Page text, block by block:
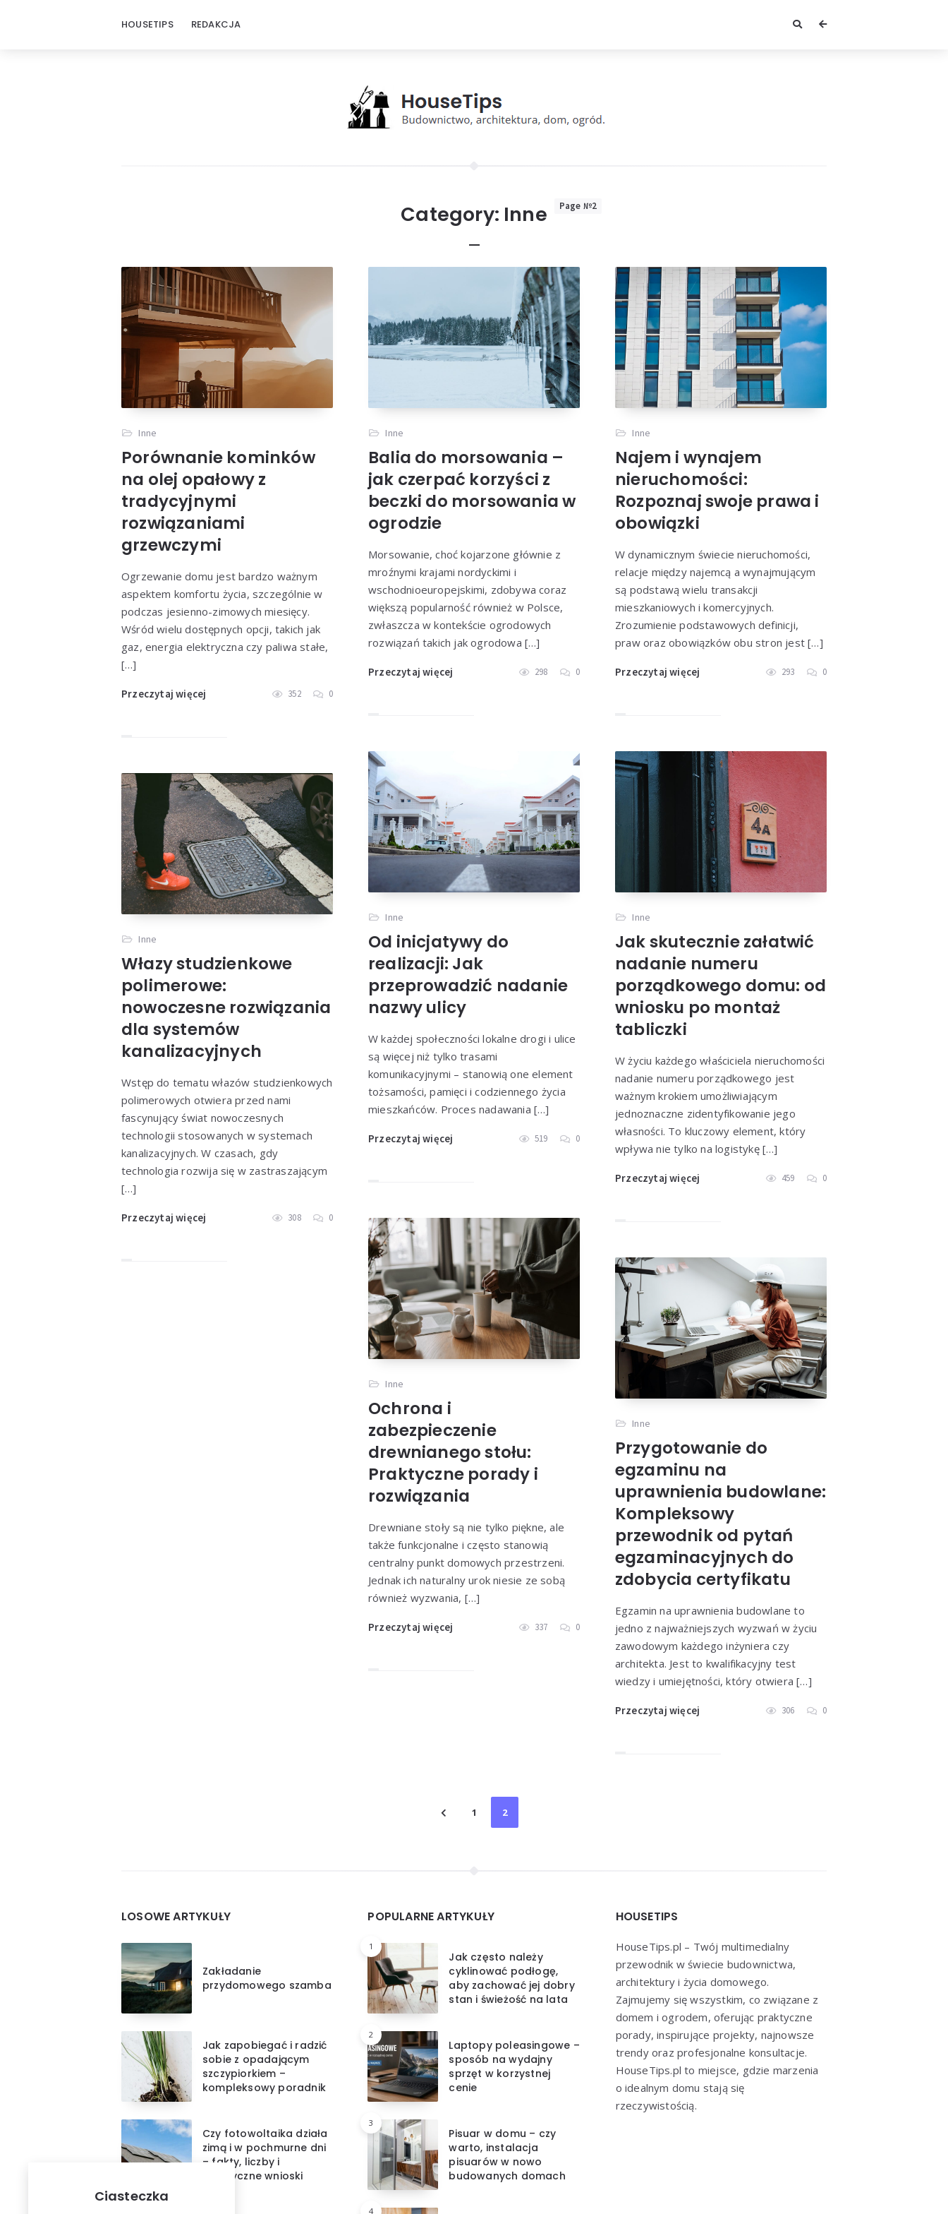
HOUSETIPS REDAKCJA
Category: Inne Page №2
Inne
Porównanie kominków
na olej opałowy z
tradycyjnymi
rozwiązaniami
grzewczymi
Ogrzewanie domu jest bardzo ważnym
aspektem komfortu życia, szczególnie w
podczas jesienno-zimowych miesięcy.
Wśród wielu dostępnych opcji, takich jak
gaz, energia elektryczna czy paliwa stałe,
[…]
Przeczytaj więcej 352 0
Inne
Balia do morsowania –
jak czerpać korzyści z
beczki do morsowania w
ogrodzie
Morsowanie, choć kojarzone głównie z
mroźnymi krajami nordyckimi i
wschodnioeuropejskimi, zdobywa coraz
większą popularność również w Polsce,
zwłaszcza w kontekście ogrodowych
rozwiązań takich jak ogrodowa […]
Przeczytaj więcej 298 0
Inne
Najem i wynajem
nieruchomości:
Rozpoznaj swoje prawa i
obowiązki
W dynamicznym świecie nieruchomości,
relacje między najemcą a wynajmującym
są podstawą wielu transakcji
mieszkaniowych i komercyjnych.
Zrozumienie podstawowych definicji,
praw oraz obowiązków obu stron jest […]
Przeczytaj więcej 293 0
Inne
Od inicjatywy do
realizacji: Jak
przeprowadzić nadanie
nazwy ulicy
W każdej społeczności lokalne drogi i ulice
są więcej niż tylko trasami
komunikacyjnymi – stanowią one element
tożsamości, pamięci i codziennego życia
mieszkańców. Proces nadawania […]
Przeczytaj więcej 519 0
Inne
Jak skutecznie załatwić
nadanie numeru
porządkowego domu: od
wniosku po montaż
tabliczki
W życiu każdego właściciela nieruchomości
nadanie numeru porządkowego jest
ważnym krokiem umożliwiającym
jednoznaczne zidentyfikowanie jego
własności. To kluczowy element, który
wpływa nie tylko na logistykę […]
Przeczytaj więcej 459 0
Inne
Włazy studzienkowe
polimerowe:
nowoczesne rozwiązania
dla systemów
kanalizacyjnych
Wstęp do tematu włazów studzienkowych
polimerowych otwiera przed nami
fascynujący świat nowoczesnych
technologii stosowanych w systemach
kanalizacyjnych. W czasach, gdy
technologia rozwija się w zastraszającym
[…]
Przeczytaj więcej 308 0
Inne
Ochrona i
zabezpieczenie
drewnianego stołu:
Praktyczne porady i
rozwiązania
Drewniane stoły są nie tylko piękne, ale
także funkcjonalne i często stanowią
centralny punkt domowych przestrzeni.
Jednak ich naturalny urok niesie ze sobą
również wyzwania, […]
Przeczytaj więcej 337 0
Inne
Przygotowanie do
egzaminu na
uprawnienia budowlane:
Kompleksowy
przewodnik od pytań
egzaminacyjnych do
zdobycia certyfikatu
Egzamin na uprawnienia budowlane to
jedno z najważniejszych wyzwań w życiu
zawodowym każdego inżyniera czy
architekta. Jest to kwalifikacyjny test
wiedzy i umiejętności, który otwiera […]
Przeczytaj więcej 306 0
1 2
LOSOWE ARTYKUŁY
Zakładanie
przydomowego szamba
Jak zapobiegać i radzić
sobie z opadającym
szczypiorkiem –
kompleksowy poradnik
Czy fotowoltaika działa
zimą i w pochmurne dni
– fakty, liczby i
praktyczne wnioski
POPULARNE ARTYKUŁY
1
Jak często należy
cyklinować podłogę,
aby zachować jej dobry
stan i świeżość na lata
2
Laptopy poleasingowe –
sposób na wydajny
sprzęt w korzystnej
cenie
3
Pisuar w domu – czy
warto, instalacja
pisuarów w nowo
budowanych domach
4
HOUSETIPS
HouseTips.pl – Twój multimedialny
przewodnik w świecie budownictwa,
architektury i życia domowego.
Zajmujemy się wszystkim, co związane z
domem i ogrodem, oferując praktyczne
porady, inspirujące projekty, najnowsze
trendy oraz profesjonalne konsultacje.
HouseTips.pl to miejsce, gdzie marzenia
o idealnym domu stają się
rzeczywistością.
Ciasteczka